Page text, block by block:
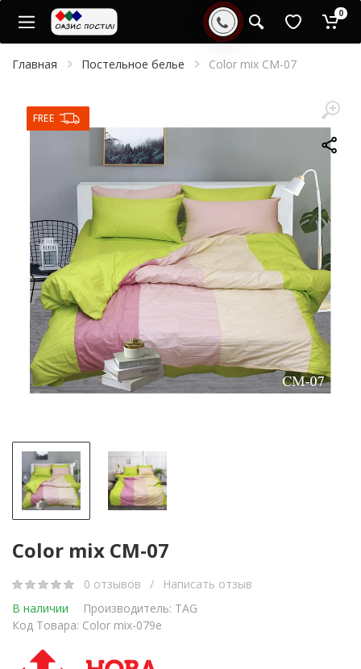
0
Главная Постельное белье Color mix CM-07
FREE
Color mix CM-07
0 отзывов /
Написать отзыв
В наличии
Производитель: TAG
Код Товара: Color mix-079е